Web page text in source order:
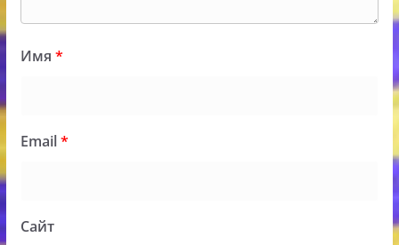
Имя *
Email*
Сайт